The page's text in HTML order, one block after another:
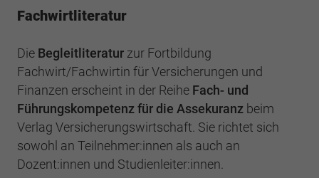
Fachwirtliteratur
Die Begleitliteraturzur Fortbildung
Fachwirt/Fachwirtin für Versicherungen und
Finanzen erscheint in der Reihe Fach- und
Führungskompetenz für die Assekuranzbeim
Verlag Versicherungswirtschaft. Sie richtet sich
sowohl an Teilnehmer:innen als auch an
Dozent:innen und Studienleiter:innen.